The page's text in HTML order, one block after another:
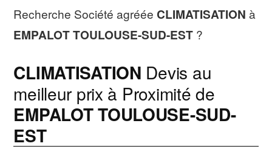
Recherche Société agréée CLIMATISATION à
EMPALOT TOULOUSE-SUD-EST ?
CLIMATISATION Devis au
meilleur prix à Proximité de
EMPALOT TOULOUSE-SUD-
EST